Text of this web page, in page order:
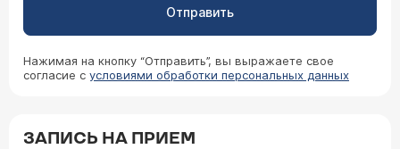
Отправить
Нажимая на кнопку “Отправить”, вы выражаете свое
согласие с условиями обработки персональных данных
ЗАПИСЬ НА ПРИЕМ